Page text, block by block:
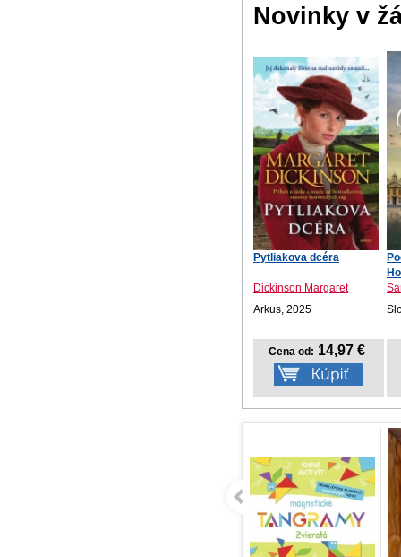
Novinky v
Pytliakova dcéra
Dickinson Margaret
Arkus, 2025
Cena od: 14,97 €